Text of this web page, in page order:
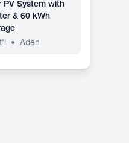
PV System with
& 60 kWh
• Aden